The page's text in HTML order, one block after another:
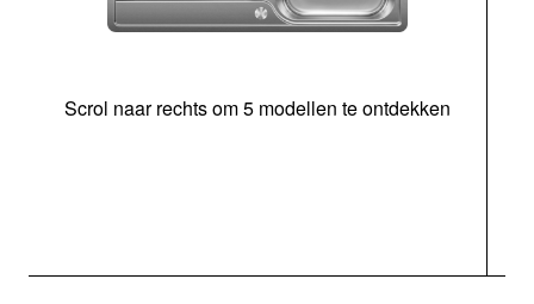
Scrol naar rechts om 5 modellen te ontdekken